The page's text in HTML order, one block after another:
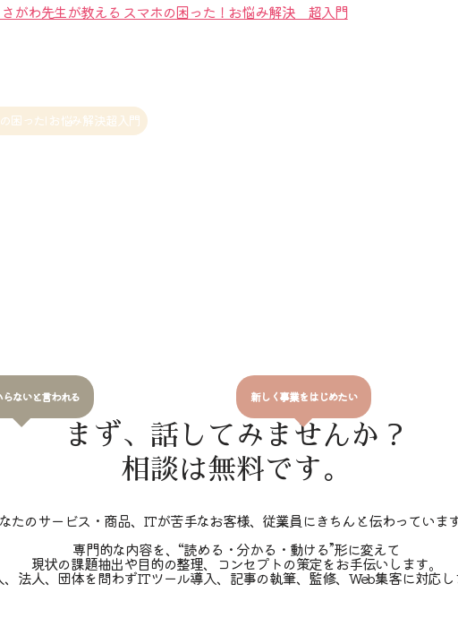
がわ先生が教える スマホの困った！お悩み解決 超入門
困った! お悩み解決超入門
らないと言われる 新しく事業をはじめたい
まず、話してみませんか？
相談は無料です。
たのサービス・商品、ITが苦手なお客様、従業員にきちんと伝わっていま
専門的な内容を、“読める・分かる・動ける”形に変えて
現状の課題抽出や目的の整理、コンセプトの策定をお手伝いします。
、法人、団体を問わずITツール導入、記事の執筆、監修、Web集客に対応し